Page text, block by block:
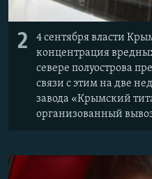
2
4 сентября власти
концентрация
севере полуострова
связи с этим на две
завода «Крымский
организованный